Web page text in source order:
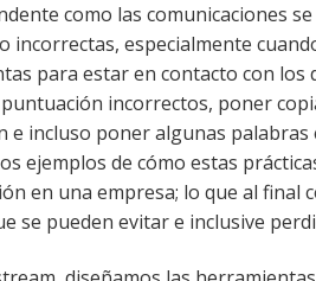
como las comunicaciones
incorrectas, especialmente
para estar en contacto con los
incorrectos, poner
e incluso poner algunas
ejemplos de cómo estas
en una empresa; lo que al final
se pueden evitar e inclusive